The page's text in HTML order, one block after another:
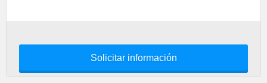
Solicitar información